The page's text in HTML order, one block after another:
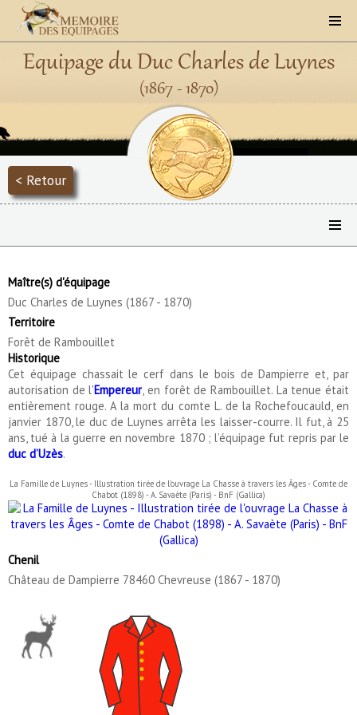
Equipage du Duc Charles de Luynes
(1867 - 1870)
< Retour
Maître(s) d'équipage
Duc Charles de Luynes (1867 - 1870)
Territoire
Forêt de Rambouillet
Historique
Cet équipage chassait le cerf dans le bois de Dampierre et, par
autorisation de l'Empereur, en forêt de Rambouillet. La tenue était
entièrement rouge. A la mort du comte L. de la Rochefoucauld, en
janvier 1870, le duc de Luynes arrêta les laisser-courre. Il fut, à 25
ans, tué à la guerre en novembre 1870 ; l’équipage fut repris par le
duc d’Uzès.
La Famille de Luynes - Illustration tirée de l'ouvrage La Chasse à travers les Âges - Comte de
Chabot (1898) - A. Savaète (Paris) - BnF (Gallica)
Chenil
Château de Dampierre 78460 Chevreuse (1867 - 1870)